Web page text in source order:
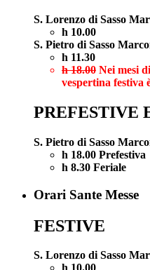
S. Lorenzo di Sasso
h 10.00
S. Pietro di Sasso
h 11.30
h 18.00 Nei mesi
vespertina festiva
PREFESTIVE
S. Pietro di Sasso
h 18.00 Prefestiva
h 8.30 Feriale
Orari Sante Messe
FESTIVE
S. Lorenzo di Sasso